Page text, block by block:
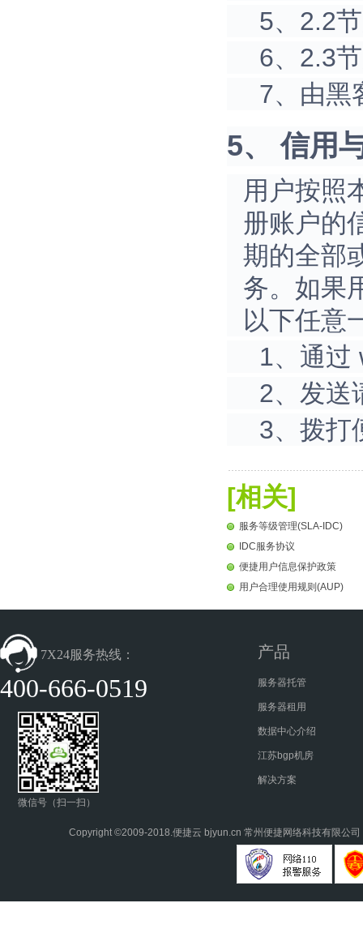
5、2.2
6、2.3
7、由黑
5、 信用
用户按照
册账户的
期的全部
务。如果
以下任意
1、通过
2、发送
3、拨打
[相关]
服务等级管理(SLA-IDC)
IDC服务协议
便捷用户信息保护政策
用户合理使用规则(AUP)
7X24服务热线：
400-666-0519
微信号（扫一扫）
产品
服务器托管
服务器租用
数据中心介绍
江苏bgp机房
解决方案
Copyright ©2009-2018.便捷云 bjyun.cn 常州便捷网络科技有限公